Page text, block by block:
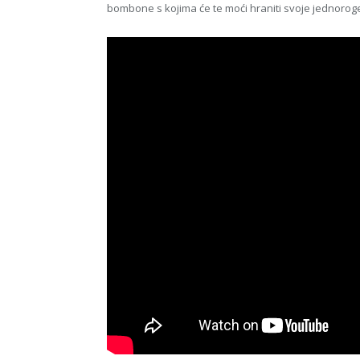
bombone s kojima će te moći hraniti svoje